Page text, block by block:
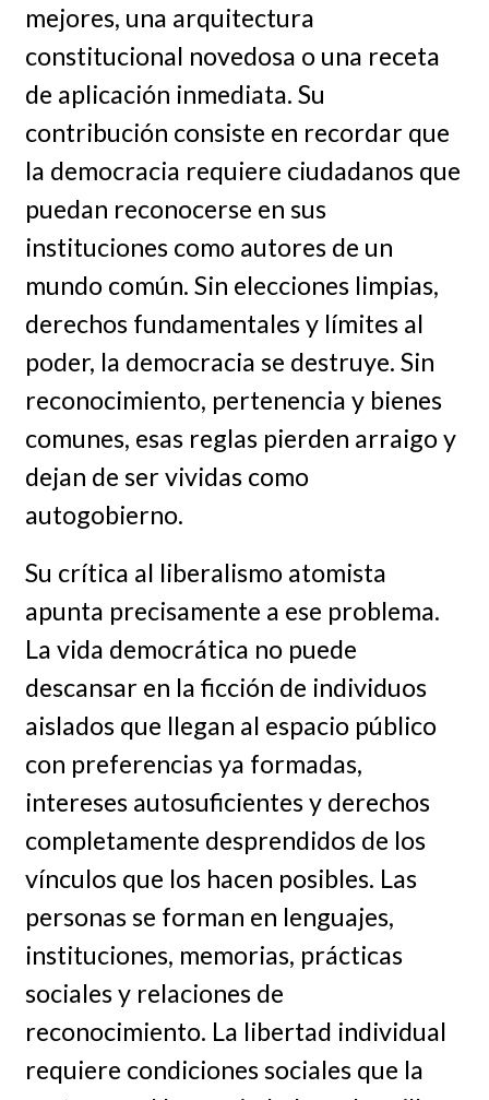
mejores, una arquitectura
constitucional novedosa o una receta
de aplicación inmediata. Su
contribución consiste en recordar que
la democracia requiere ciudadanos que
puedan reconocerse en sus
instituciones como autores de un
mundo común. Sin elecciones limpias,
derechos fundamentales y límites al
poder, la democracia se destruye. Sin
reconocimiento, pertenencia y bienes
comunes, esas reglas pierden arraigo y
dejan de ser vividas como
autogobierno.
Su crítica al liberalismo atomista
apunta precisamente a ese problema.
La vida democrática no puede
descansar en la ficción de individuos
aislados que llegan al espacio público
con preferencias ya formadas,
intereses autosuficientes y derechos
completamente desprendidos de los
vínculos que los hacen posibles. Las
personas se forman en lenguajes,
instituciones, memorias, prácticas
sociales y relaciones de
reconocimiento. La libertad individual
requiere condiciones sociales que la